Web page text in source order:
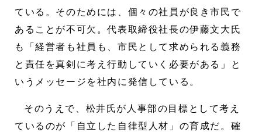
ている。そのためには、個々の社員が良き市民で
あることが不可欠。代表取締役社長の伊藤文大氏
も「経営者も社員も、市民として求められる義務
と責任を真剣に考え行動していく必要がある」と
いうメッセージを社内に発信している。
そのうえで、松井氏が人事部の目標として考え
ているのが「自立した自律型人材」の育成だ。確